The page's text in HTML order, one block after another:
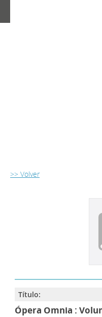
>> Volver
Título:
Ópera Omnia :